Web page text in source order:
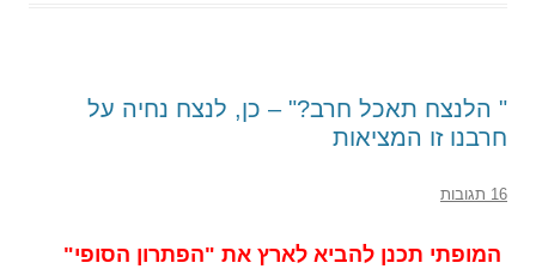
" הלנצח תאכל חרב?" – כן, לנצח נחיה על
חרבנו זו המציאות
16 תגובות
המופתי תכנן להביא לארץ את "הפתרון הסופי"